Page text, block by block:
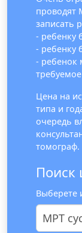
проводят
записать
- ребенку
- ребенку
- ребенок
Цена на
типа и
очередь
томограф.
Поиск
Выберете
МРТ